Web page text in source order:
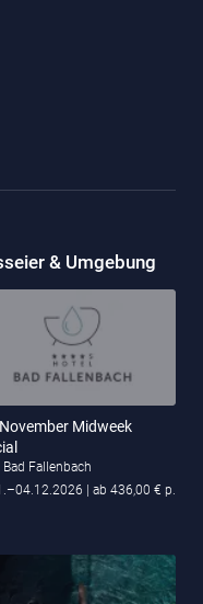
& Umgebung
Midweek
Bad Fallenbach
| ab 436,00 € p.